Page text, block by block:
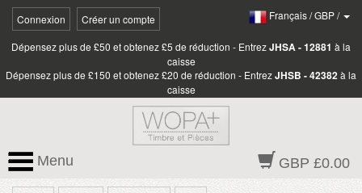
Connexion Créer un compte Français/GBP/
Dépensez plus de £50 et obtenez £5 de réduction - EntrezJHSA - 12881 à la
caisse
Dépensez plus de £150 et obtenez £20 de réduction - EntrezJHSB - 42382à la
caisse
GBP £0.00
Menu